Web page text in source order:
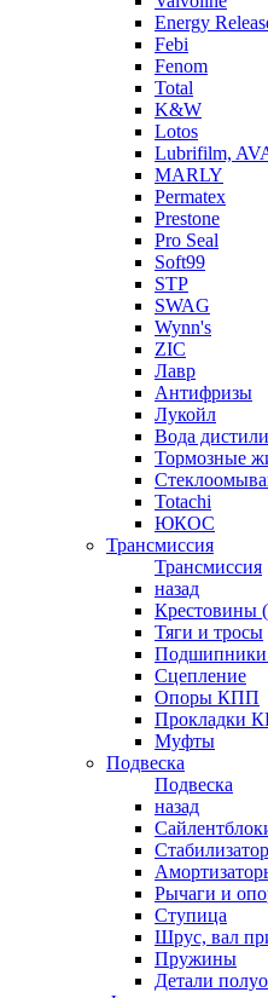
Energy
Febi
Fenom
Total
K&W
Lotos
Lubrifilm,
MARLY
Permatex
Prestone
Pro Seal
Soft99
STP
SWAG
Wynn's
ZIC
Лавр
Антифризы
Лукойл
Вода
Тормозные
Totachi
ЮКОС
Трансмиссия
Трансмиссия
назад
Крестовины
Тяги и тросы
Сцепление
Опоры КПП
Прокладки
Муфты
Подвеска
Подвеска
назад
Стабилизатор
Рычаги и
Ступица
Шрус, вал
Пружины
Детали